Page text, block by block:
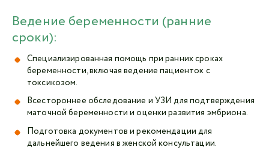
Ведение беременности (ранние
сроки):
Специализированная помощь при ранних сроках
беременности, включая ведение пациенток с
токсикозом.
Всестороннее обследование и УЗИ для подтверждения
маточной беременности и оценки развития эмбриона.
Подготовка документов и рекомендации для
дальнейшего ведения в женской консультации.